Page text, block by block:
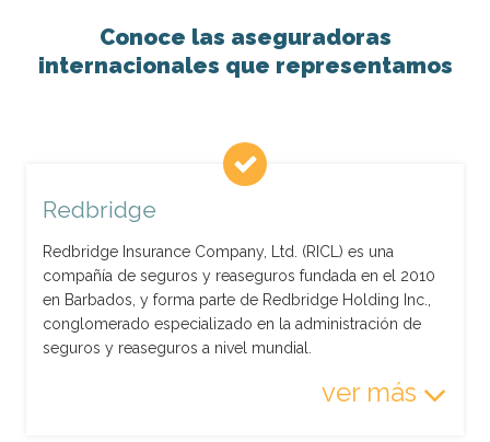
Conoce las aseguradoras
internacionales que representamos
Redbridge
Redbridge Insurance Company, Ltd. (RICL) es una
compañía de seguros y reaseguros fundada en el 2010
en Barbados, y forma parte de Redbridge Holding Inc.,
conglomerado especializado en la administración de
seguros y reaseguros a nivel mundial.
ver más